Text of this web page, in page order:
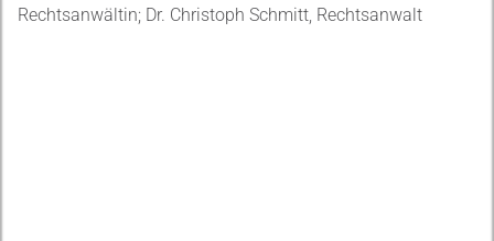
Rechtsanwältin; Dr. Christoph Schmitt, Rechtsanwalt